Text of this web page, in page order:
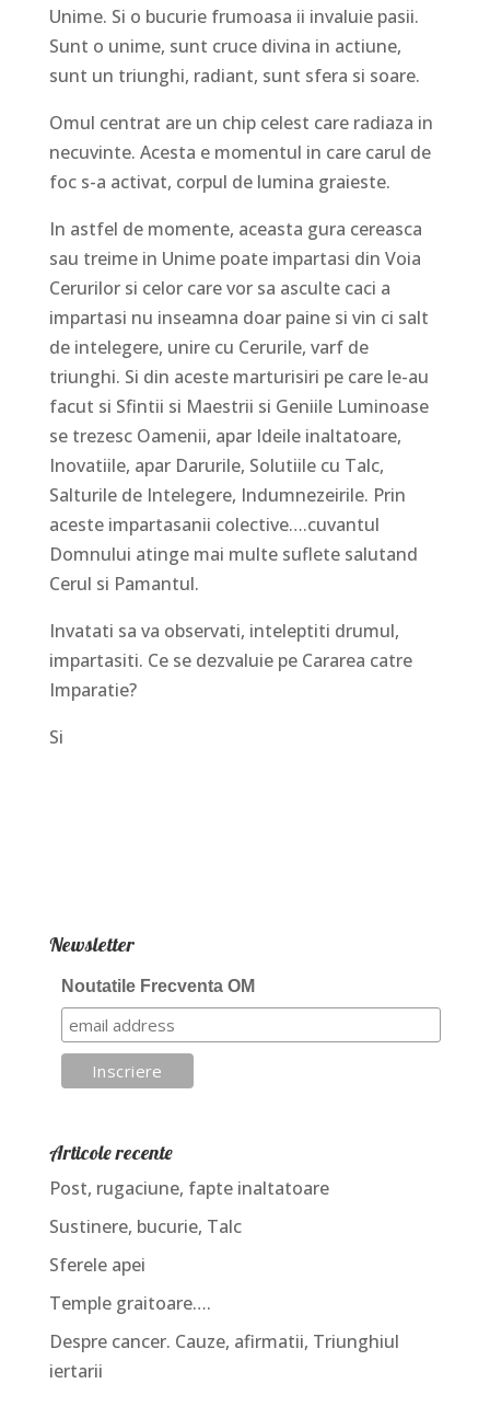
Unime. Si o bucurie frumoasa ii invaluie pasii.
Sunt o unime, sunt cruce divina in actiune,
sunt un triunghi, radiant, sunt sfera si soare.
Omul centrat are un chip celest care radiaza in
necuvinte. Acesta e momentul in care carul de
foc s-a activat, corpul de lumina graieste.
In astfel de momente, aceasta gura cereasca
sau treime in Unime poate impartasi din Voia
Cerurilor si celor care vor sa asculte caci a
impartasi nu inseamna doar paine si vin ci salt
de intelegere, unire cu Cerurile, varf de
triunghi. Si din aceste marturisiri pe care le-au
facut si Sfintii si Maestrii si Geniile Luminoase
se trezesc Oamenii, apar Ideile inaltatoare,
Inovatiile, apar Darurile, Solutiile cu Talc,
Salturile de Intelegere, Indumnezeirile. Prin
aceste impartasanii colective….cuvantul
Domnului atinge mai multe suflete salutand
Cerul si Pamantul.
Invatati sa va observati, inteleptiti drumul,
impartasiti. Ce se dezvaluie pe Cararea catre
Imparatie?
Si
Newsletter
Noutatile Frecventa OM
Articole recente
Post, rugaciune, fapte inaltatoare
Sustinere, bucurie, Talc
Sferele apei
Temple graitoare….
Despre cancer. Cauze, afirmatii, Triunghiul
iertarii